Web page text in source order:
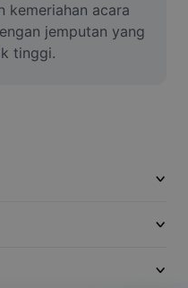
kemeriahan acara
jemputan yang
tinggi.